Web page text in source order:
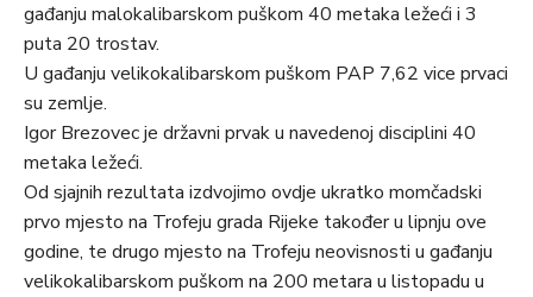
gađanju malokalibarskom puškom 40 metaka ležeći i 3
puta 20 trostav.
U gađanju velikokalibarskom puškom PAP 7,62 vice prvaci
su zemlje.
Igor Brezovec je državni prvak u navedenoj disciplini 40
metaka ležeći.
Od sjajnih rezultata izdvojimo ovdje ukratko momčadski
prvo mjesto na Trofeju grada Rijeke također u lipnju ove
godine, te drugo mjesto na Trofeju neovisnosti u gađanju
velikokalibarskom puškom na 200 metara u listopadu u